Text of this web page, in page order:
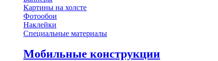
Картины на холсте
Фотообои
Наклейки
Специальные материалы
Мобильные конструкции